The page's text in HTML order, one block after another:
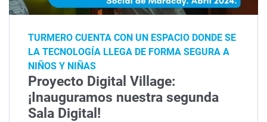
TURMERO CUENTA CON UN ESPACIO DONDE SE
LA TECNOLOGÍA LLEGA DE FORMA SEGURA A
NIÑOS Y NIÑAS
Proyecto Digital Village:
¡Inauguramos nuestra segunda
Sala Digital!